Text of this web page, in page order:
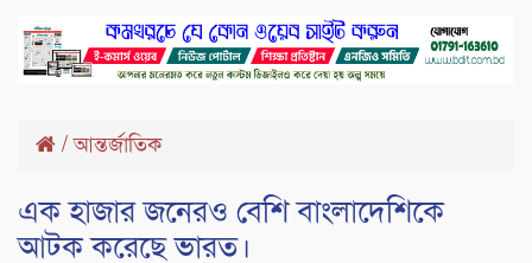
/আন্তর্জাতিক
এক হাজার জনেরও বেশি বাংলাদেশিকে
আটক করেছে ভারত।